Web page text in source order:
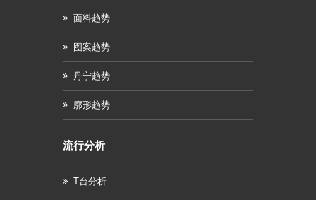
面料趋势
图案趋势
丹宁趋势
廓形趋势
流行分析
T台分析